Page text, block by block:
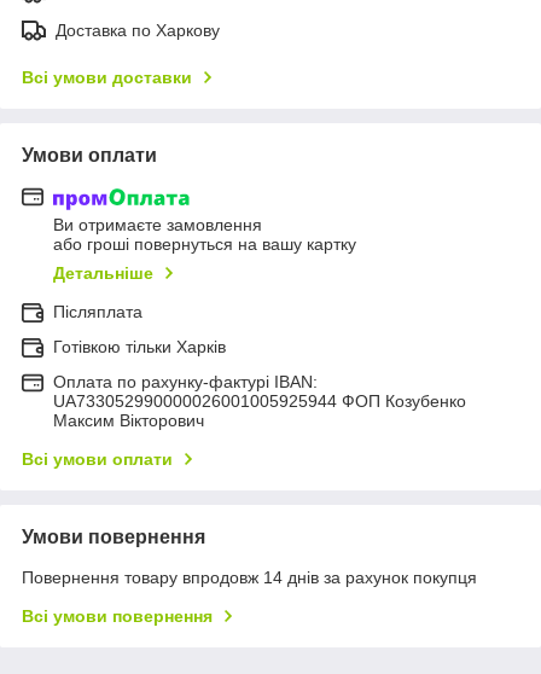
Доставка по Харкову
Всі умови доставки
Умови оплати
Ви отримаєте замовлення
або гроші повернуться на вашу картку
Детальніше
Післяплата
Готівкою тільки Харків
Оплата по рахунку-фактурі IBAN:
UA733052990000026001005925944 ФОП Козубенко
Максим Вікторович
Всі умови оплати
Умови повернення
Повернення товару впродовж 14 днів за рахунок покупця
Всі умови повернення